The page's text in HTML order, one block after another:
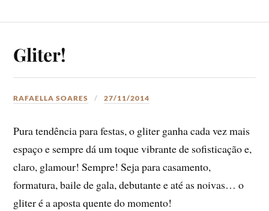
Gliter!
RAFAELLA SOARES 27/11/2014
Pura tendência para festas, o gliter ganha cada vez mais
espaço e sempre dá um toque vibrante de sofisticação e,
claro, glamour! Sempre! Seja para casamento,
formatura, baile de gala, debutante e até as noivas… o
gliter é a aposta quente do momento!